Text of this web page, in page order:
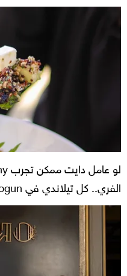
الفري.. كل تيلاندي في Shogun